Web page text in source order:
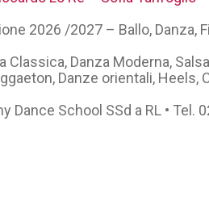
2026 /2027 – Ballo, Danza,
Classica, Danza Moderna,
Danze orientali,
Dance School SSd a RL • Tel.